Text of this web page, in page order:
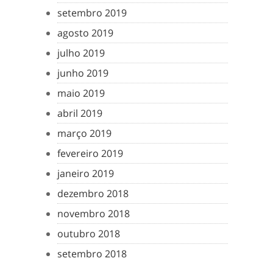
setembro 2019
agosto 2019
julho 2019
junho 2019
maio 2019
abril 2019
março 2019
fevereiro 2019
janeiro 2019
dezembro 2018
novembro 2018
outubro 2018
setembro 2018